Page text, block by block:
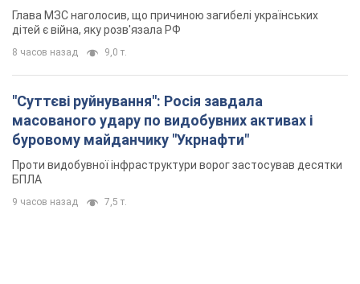
Глава МЗС наголосив, що причиною загибелі українських
дітей є війна, яку розв'язала РФ
8 часов назад 9,0 т.
"Суттєві руйнування": Росія завдала
масованого удару по видобувних активах і
буровому майданчику "Укрнафти"
Проти видобувної інфраструктури ворог застосував десятки
БПЛА
9 часов назад 7,5 т.